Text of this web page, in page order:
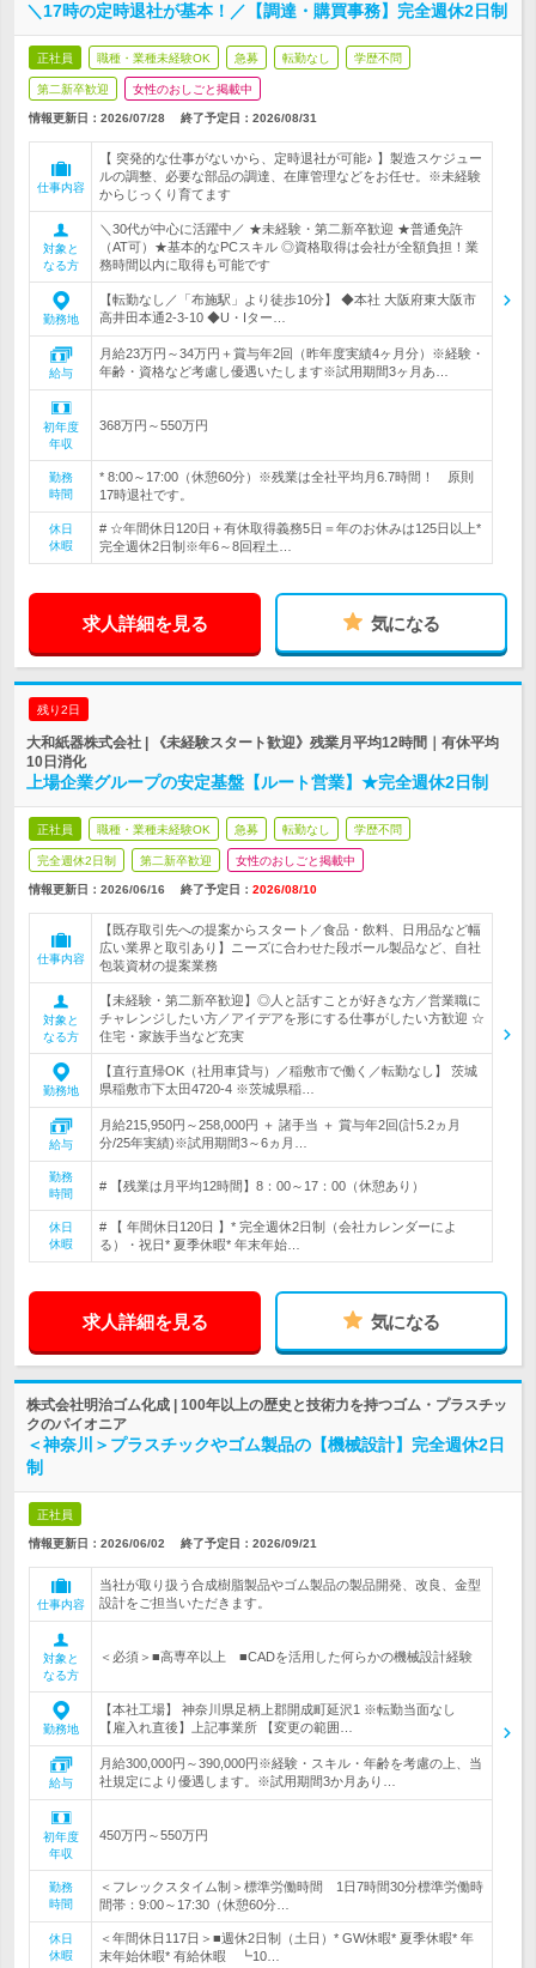
＼17時の定時退社が基本！／【調達・購買事務】完全週休2日制
正社員 職種・業種未経験OK 急募 転勤なし 学歴不問
第二新卒歓迎 女性のおしごと掲載中
情報更新日：2026/07/28 終了予定日： 2026/08/31
仕事内容
【 突発的な仕事がないから、定時退社が可能♪ 】製造スケジュー
ルの調整、必要な部品の調達、在庫管理などをお任せ。※未経験
からじっくり育てます
対象と
なる方
＼30代が中心に活躍中／ ★未経験・第二新卒歓迎 ★普通免許
（AT可）★基本的なPCスキル ◎資格取得は会社が全額負担！業
務時間以内に取得も可能です
勤務地
【転勤なし／「布施駅」より徒歩10分】 ◆本社 大阪府東大阪市
高井田本通2-3-10 ◆U・Iター…
給与
月給23万円～34万円＋賞与年2回（昨年度実績4ヶ月分）※経験・
年齢・資格など考慮し優遇いたします※試用期間3ヶ月あ…
初年度
年収
368万円～550万円
勤務
時間
* 8:00～17:00（休憩60分）※残業は全社平均月6.7時間！ 原則
17時退社です。
休日
休暇
# ☆年間休日120日＋有休取得義務5日＝年のお休みは125日以上*
完全週休2日制※年6～8回程土…
求人詳細を見る 気になる
残り2日
大和紙器株式会社 | 《未経験スタート歓迎》残業月平均12時間｜有休平均
10日消化
上場企業グループの安定基盤【ルート営業】★完全週休2日制
正社員 職種・業種未経験OK 急募 転勤なし 学歴不問
完全週休2日制 第二新卒歓迎 女性のおしごと掲載中
情報更新日：2026/06/16 終了予定日： 2026/08/10
仕事内容
【既存取引先への提案からスタート／食品・飲料、日用品など幅
広い業界と取引あり】ニーズに合わせた段ボール製品など、自社
包装資材の提案業務
対象と
なる方
【未経験・第二新卒歓迎】◎人と話すことが好きな方／営業職に
チャレンジしたい方／アイデアを形にする仕事がしたい方歓迎 ☆
住宅・家族手当など充実
勤務地
【直行直帰OK（社用車貸与）／稲敷市で働く／転勤なし】 茨城
県稲敷市下太田4720-4 ※茨城県稲…
給与
月給215,950円～258,000円 ＋ 諸手当 ＋ 賞与年2回(計5.2ヵ月
分/25年実績)※試用期間3～6ヵ月…
勤務
時間
# 【残業は月平均12時間】8：00～17：00（休憩あり）
休日
休暇
# 【 年間休日120日 】* 完全週休2日制（会社カレンダーによ
る）・祝日* 夏季休暇* 年末年始…
求人詳細を見る 気になる
株式会社明治ゴム化成 | 100年以上の歴史と技術力を持つゴム・プラスチッ
クのパイオニア
＜神奈川＞プラスチックやゴム製品の【機械設計】完全週休2日
制
正社員
情報更新日：2026/06/02 終了予定日： 2026/09/21
仕事内容
当社が取り扱う合成樹脂製品やゴム製品の製品開発、改良、金型
設計をご担当いただきます。
対象と
なる方
＜必須＞■高専卒以上 ■CADを活用した何らかの機械設計経験
勤務地
【本社工場】 神奈川県足柄上郡開成町延沢1 ※転勤当面なし
【雇入れ直後】上記事業所 【変更の範囲…
給与
月給300,000円～390,000円※経験・スキル・年齢を考慮の上、当
社規定により優遇します。※試用期間3か月あり…
初年度
年収
450万円～550万円
勤務
時間
＜フレックスタイム制＞標準労働時間 1日7時間30分標準労働時
間帯：9:00～17:30（休憩60分…
休日
休暇
＜年間休日117日＞■週休2日制（土日）* GW休暇* 夏季休暇* 年
末年始休暇* 有給休暇 ┗10…